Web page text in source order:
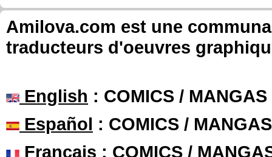
Amilova.com est une
traducteurs d'oeuvres
English : COMICS /
Español : COMICS /
Français : COMICS /